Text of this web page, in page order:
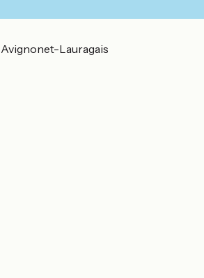
Avignonet-Lauragais